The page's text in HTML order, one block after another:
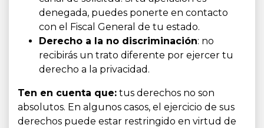
denegada, puedes ponerte en contacto
con el Fiscal General de tu estado.
Derecho a la no discriminación: no
recibirás un trato diferente por ejercer tu
derecho a la privacidad.
Ten en cuenta que: tus derechos no son
absolutos. En algunos casos, el ejercicio de sus
derechos puede estar restringido en virtud de